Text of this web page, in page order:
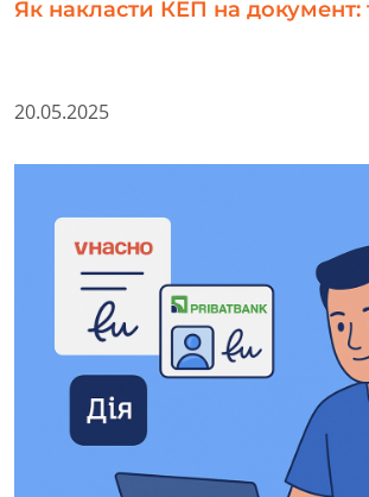
Як накласти КЕП на документ:
20.05.2025